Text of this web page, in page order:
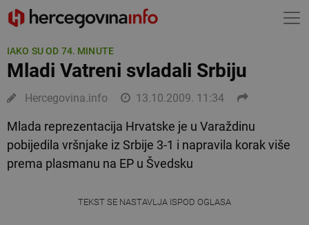
IAKO SU OD 74. MINUTE
Mladi Vatreni svladali Srbiju
Hercegovina.info 13.10.2009. 11:34
Mlada reprezentacija Hrvatske je u Varaždinu
pobijedila vršnjake iz Srbije 3-1 i napravila korak više
prema plasmanu na EP u Švedsku
TEKST SE NASTAVLJA ISPOD OGLASA